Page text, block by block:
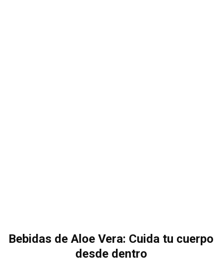
Bebidas de Aloe Vera: Cuida tu cuerpo
desde dentro